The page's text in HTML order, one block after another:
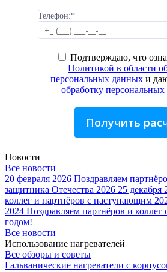
Телефон:*
Подтверждаю, что
Политикой в области
персональных данныхи
обработку
Получить
Новости
Все новости
20 февраля 2026 Поздравляем
защитника Отечества 2026 25 декабря
коллег и партнёров с наступающим
2024 Поздравляем партнёров и
годом!
Все новости
Использование нагревателей
Все обзоры и советы
Гальванические нагреватели с